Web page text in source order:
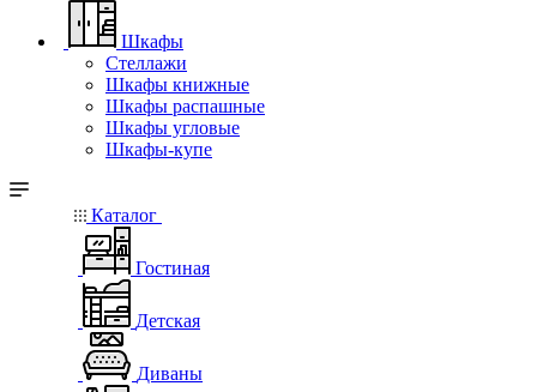
Шкафы
Стеллажи
Шкафы книжные
Шкафы распашные
Шкафы угловые
Шкафы-купе
Каталог
Гостиная
Детская
Диваны